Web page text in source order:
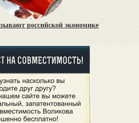
российской экономике